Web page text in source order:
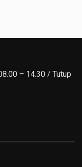
– 14.30 / Tutup